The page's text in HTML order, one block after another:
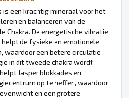
is een krachtig mineraal voor het
en balanceren van de
Chakra. De energetische vibratie
helpt de fysieke en emotionele
een betere circulatie
in dit tweede chakra wordt
Jasper blokkades en
op te heffen, waardoor
en een grotere